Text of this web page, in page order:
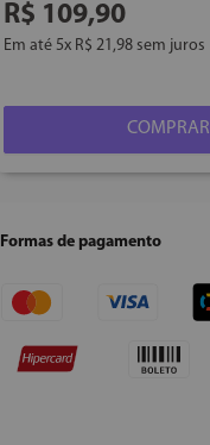
R$ 109,90
Em até 5x R$ 21,98 sem juros
COMPRAR
Formas de pagamento